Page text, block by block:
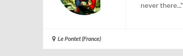
never there..."
Le Pontet (France)